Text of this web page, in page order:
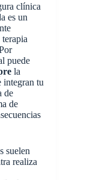
clínica
es un
puede
la
integran tu
de
de
suelen
realiza